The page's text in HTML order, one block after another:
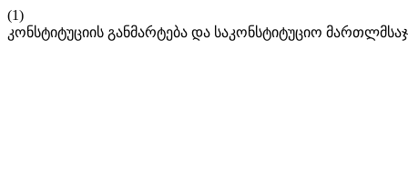
(1)
კონსტიტუციის განმარტება და საკონსტიტუციო